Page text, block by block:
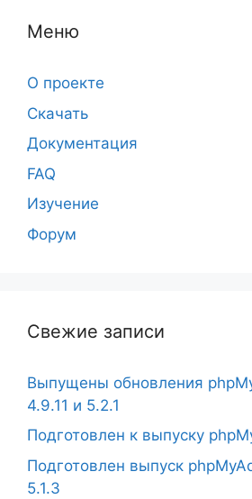
Меню
О проекте
Скачать
Документация
FAQ
Изучение
Форум
Свежие записи
Выпущены обновления
4.9.11 и 5.2.1
Подготовлен к выпуску
Подготовлен выпуск
5.1.3